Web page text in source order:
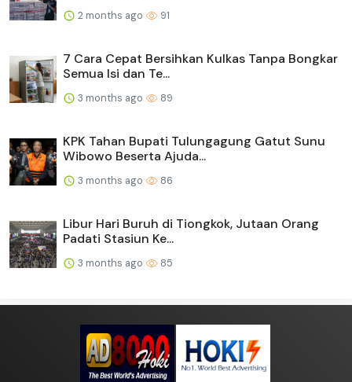
2 months ago 91
7 Cara Cepat Bersihkan Kulkas Tanpa Bongkar
Semua Isi dan Te...
3 months ago 89
KPK Tahan Bupati Tulungagung Gatut Sunu
Wibowo Beserta Ajuda...
3 months ago 86
Libur Hari Buruh di Tiongkok, Jutaan Orang
Padati Stasiun Ke...
3 months ago 85